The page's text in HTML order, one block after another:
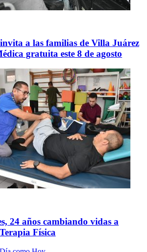
a las familias de Villa Juárez
gratuita este 8 de agosto
24 años cambiando vidas a
Física